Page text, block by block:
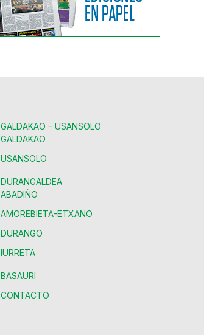
GALDAKAO – USANSOLO
GALDAKAO
USANSOLO
DURANGALDEA
ABADIÑO
AMOREBIETA-ETXANO
DURANGO
IURRETA
BASAURI
CONTACTO